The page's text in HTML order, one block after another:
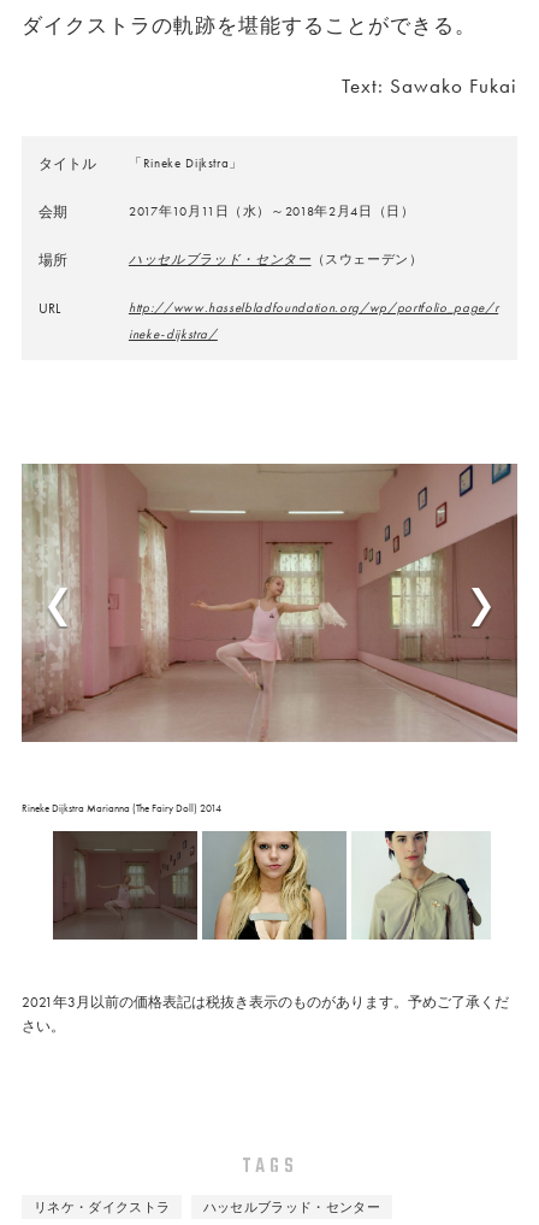
ダイクストラの軌跡を堪能することができる。
Text: Sawako Fukai
タイトル 「Rineke Dijkstra」
会期 2017年10月11日（水）～2018年2月4日（日）
場所 ハッセルブラッド・センター （スウェーデン）
URL
http://www.hasselbladfoundation.org/wp/portfolio_page/r
ineke-dijkstra/
Rineke Dijkstra Marianna (The Fairy Doll) 2014
2021年3月以前の価格表記は税抜き表示のものがあります。予めご了承くだ
さい。
TAGS
リネケ・ダイクストラ ハッセルブラッド・センター